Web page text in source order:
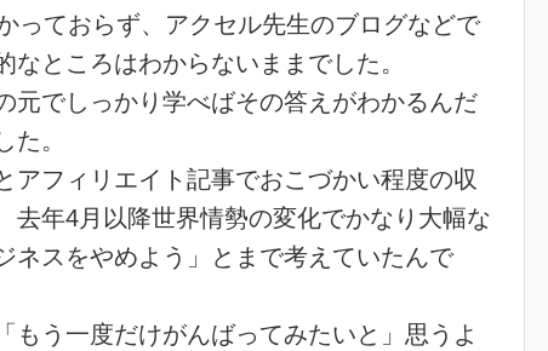
っておらず、アクセル先生のブログなどで
ところはわからないままでした。
元でしっかり学べばその答えがわかるんだ
た。
アフィリエイト記事でおこづかい程度の収
去年4月以降世界情勢の変化でかなり大幅な
ネスをやめよう」とまで考えていたんで
もう一度だけがんばってみたいと」思うよ